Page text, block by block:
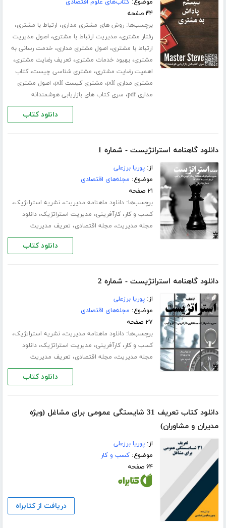
موضوع: کتاب‌های علوم اقتصادی
۴۴ صفحه
برچسب‌ها:روش های مشتری مداری، ارتباط با مشتری،
رفتار مشتری، مدیریت ارتباط با مشتری، اصول مدیریت
ارتباط با مشتری، اصول مشتری مداری، خدمت رسانی به
مشتری،بهبود خدمات مشتری، تعریف رضایت مشتری،
اهمیت رضایت مشتری، مشتری شناسی چیست،کتاب
مشتری مداری pdf
، مشتری کیست pdf ، اصول مشتری
مداری pdf
، سری کتاب های بازاریابی هوشمندانه
دانلود کتاب
دانلود گاهنامه استراتژیست - شماره 1
از:پوریا برزعلی
موضوع: مجله‌های اقتصادی
۲۱ صفحه
برچسب‌ها:دانلود ماهنامه مدیریت،نشریه استراتژیک،
کسب و کار،کارآفرینی، مدیریت استراتژیک،دانلود
مجله مدیریت، مجله اقتصادی، تعریف مدیریت
دانلود کتاب
دانلود گاهنامه استراتژیست - شماره 2
از:پوریا برزعلی
موضوع: مجله‌های اقتصادی
۲۷ صفحه
برچسب‌ها:دانلود ماهنامه مدیریت،نشریه استراتژیک،
کسب و کار،کارآفرینی، مدیریت استراتژیک،دانلود
مجله مدیریت، مجله اقتصادی، تعریف مدیریت
دانلود کتاب
دانلود کتاب تعریف 31 شایستگی عمومی برای مشاغل (ویژه
مدیران و مشاوران)
از:پوریا برزعلی
موضوع:کسب و کار
۶۴ صفحه
دریافت از کتابراه